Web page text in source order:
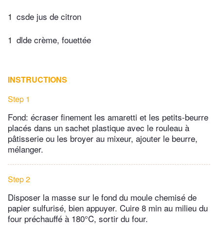
1 csde jus de citron
1 dlde crème, fouettée
INSTRUCTIONS
Step 1
Fond: écraser finement les amaretti et les petits-beurre
placés dans un sachet plastique avec le rouleau à
pâtisserie ou les broyer au mixeur, ajouter le beurre,
mélanger.
Step 2
Disposer la masse sur le fond du moule chemisé de
papier sulfurisé, bien appuyer. Cuire 8 min au milieu du
four préchauffé à 180°C, sortir du four.